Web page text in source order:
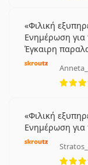
Φιλική
Ενημέρωση για
Έγκαιρη
Φιλική
Ενημέρωση για